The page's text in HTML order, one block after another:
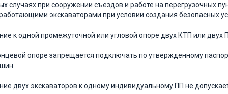
случаях при сооружении съездов и работе на перегрузочных
экскаваторами при условии создания безопасных
к одной промежуточной или угловой опоре двух КТП или двух
опоре запрещается подключать по утвержденному
двух экскаваторов к одному индивидуальному ПП не